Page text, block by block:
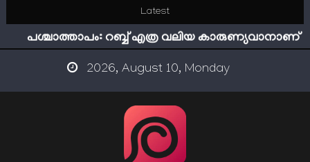
content
Latest
ഇമാം നവവി: അനന്തമായ നാൽപതാണ്ടുകൾ
പശ്ചാത്താപം: റബ്ബ് എത്ര വലിയ കാരുണ്യവാനാണ്
ഇന്ന് നേടിയാൽ ഇരട്ടി നേടാം
സൂക്ഷിക്കുക! കുറ്റകൃത്യങ്ങളാണിന്ന് ട്രെന്‍ഡ്
ഇമാം നവവി: അനന്തമായ നാൽപതാണ്ടുകൾ
2026, August 10, Monday